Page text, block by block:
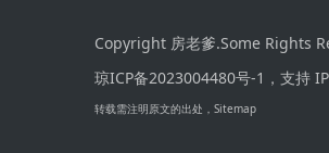
Copyright 房老爹.Some Rights
琼ICP备2023004480号-1， 支持
转载需注明原文的出处， Sitemap